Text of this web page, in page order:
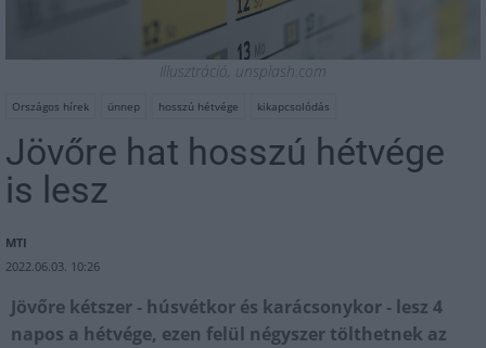
Illusztráció, unsplash.com
Országos hírek ünnep hosszú hétvége kikapcsolódás
Jövőre hat hosszú hétvége
is lesz
MTI
2022.06.03. 10:26
Jövőre kétszer - húsvétkor és karácsonykor - lesz 4
napos a hétvége, ezen felül négyszer tölthetnek az